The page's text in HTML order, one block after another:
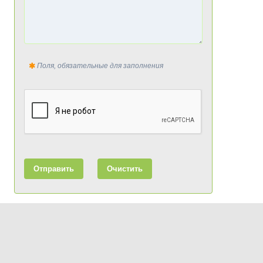
Поля, обязательные для заполнения
Отправить Очистить